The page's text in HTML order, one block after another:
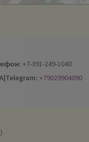
+7-391-249-1040
+79029904090